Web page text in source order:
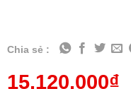
Chia sẻ :
15.120.000₫